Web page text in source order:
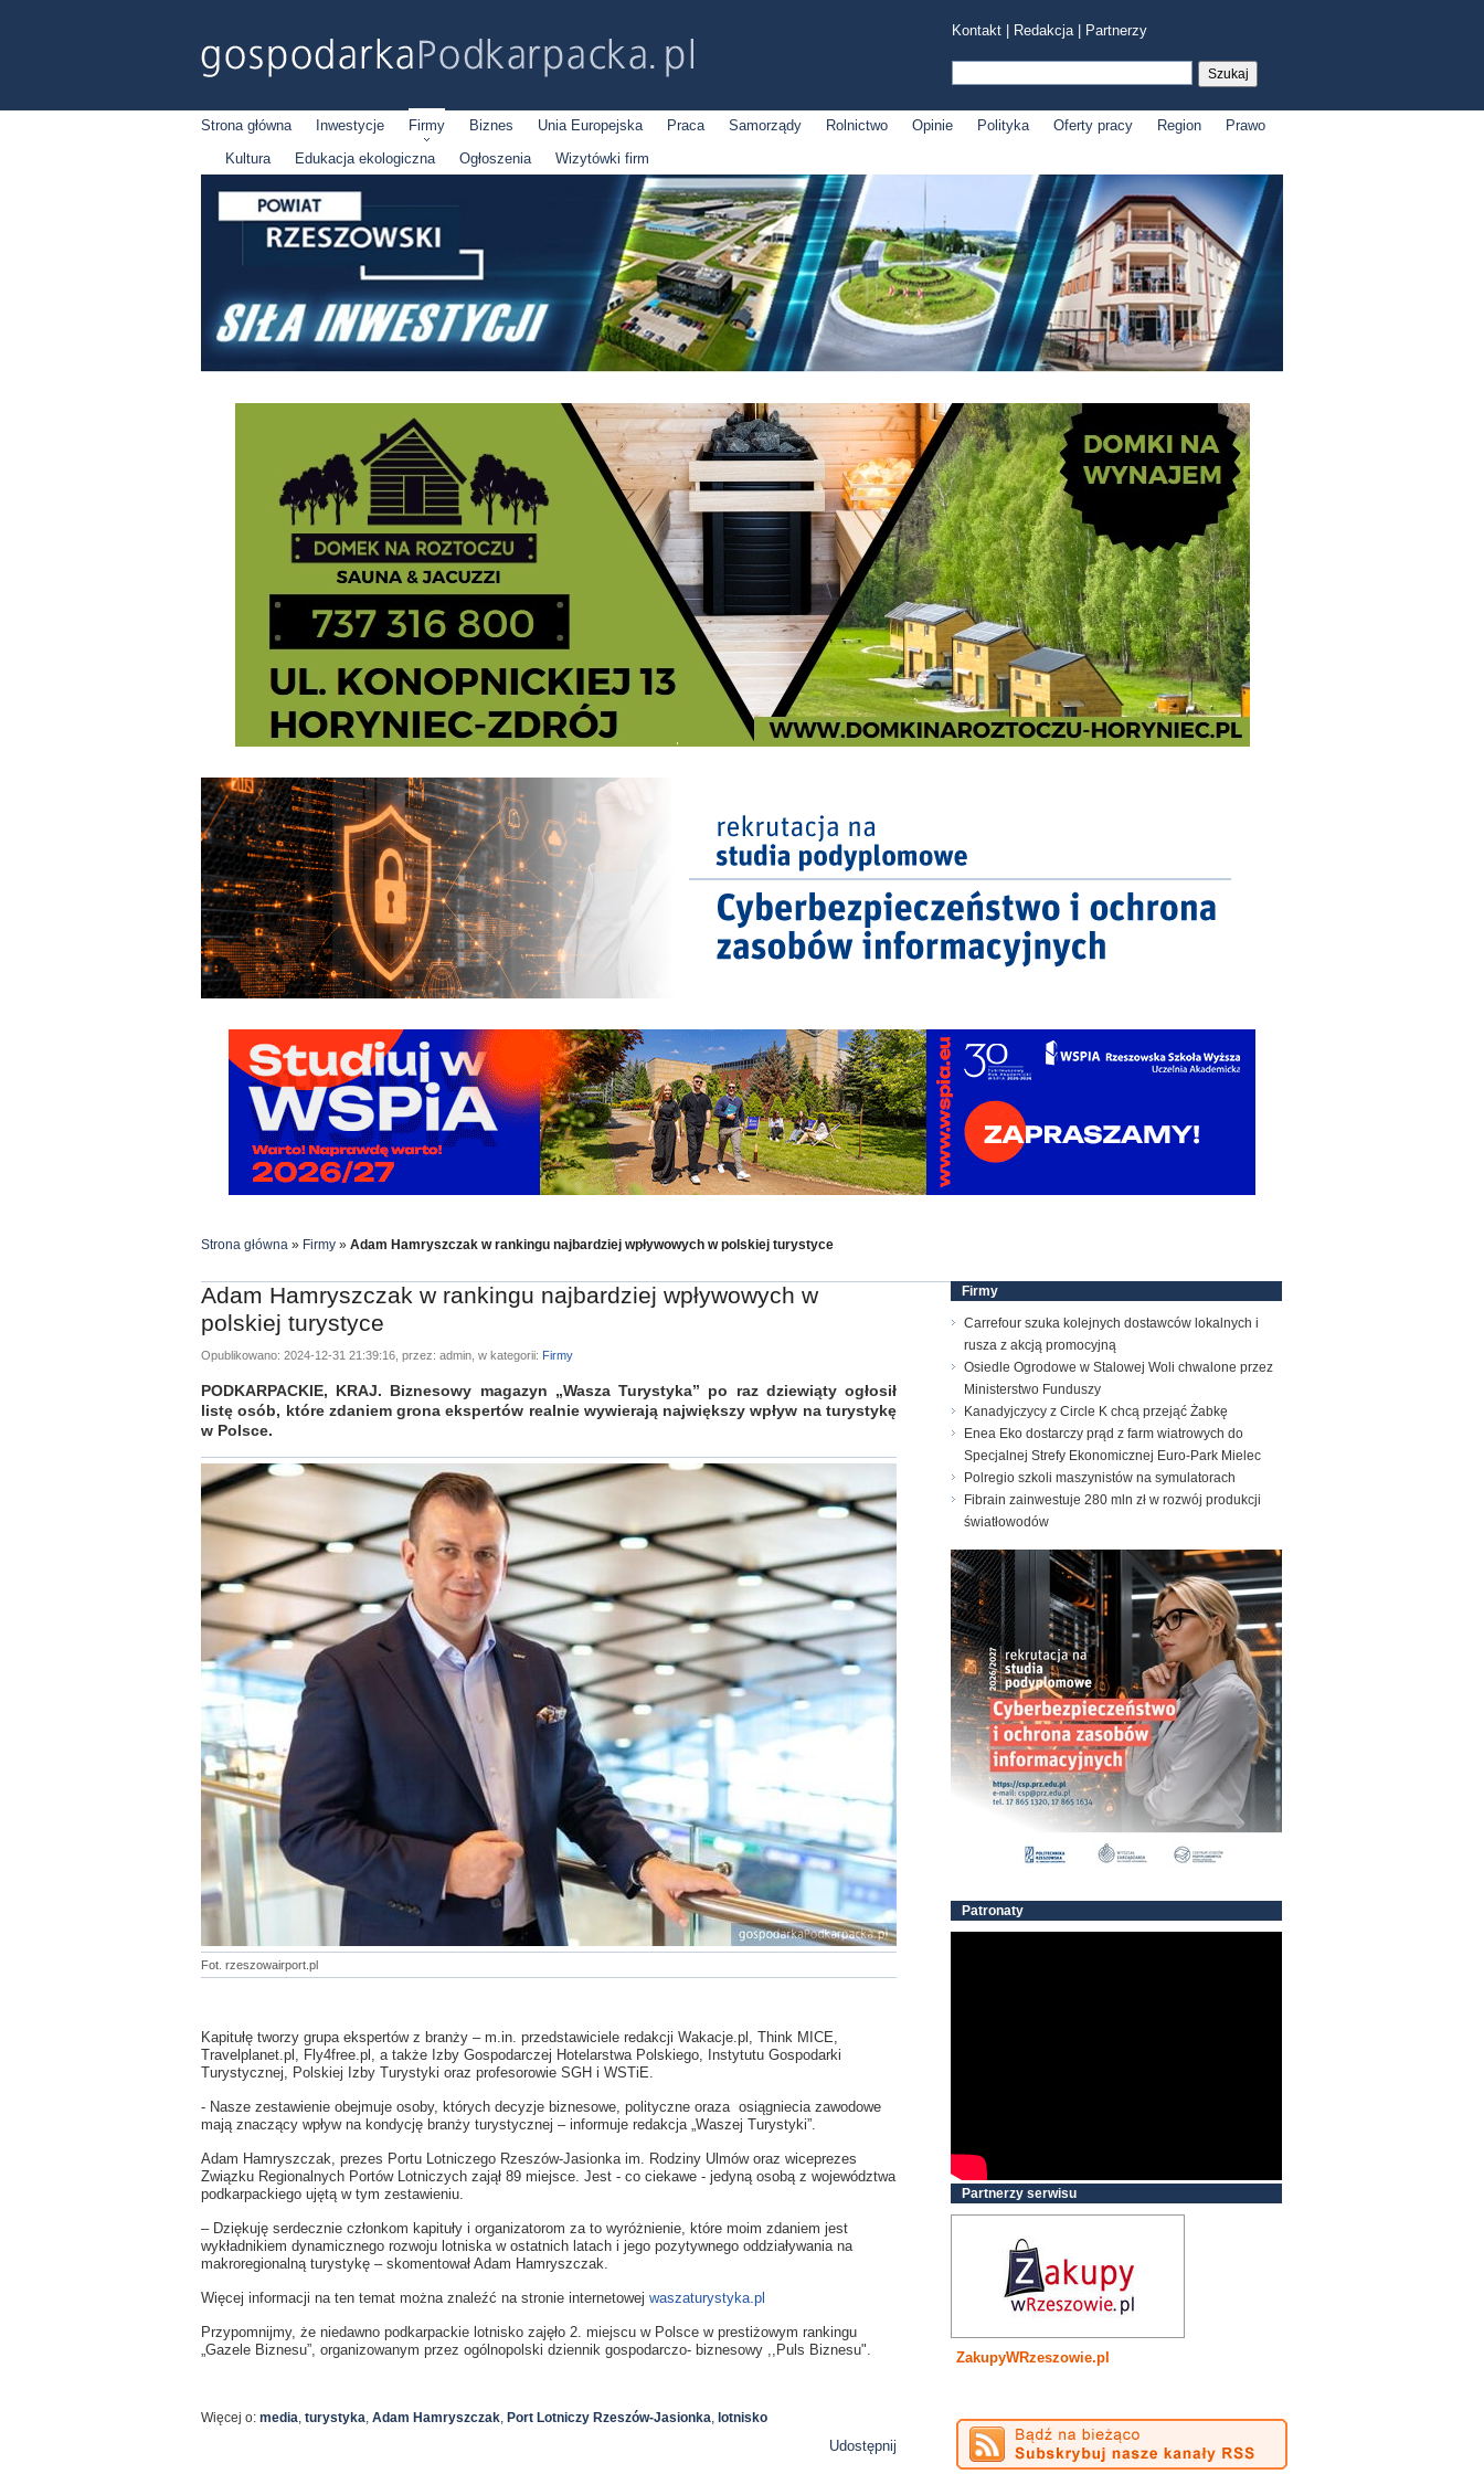
Kontakt Redakcja| Partnerzy
Strona główna Inwestycje Firmy Biznes Unia Europejska Praca Samorządy Rolnictwo Opinie Polityka Oferty pracy Region
Prawo
Kultura
Edukacja ekologiczna Ogłoszenia Wizytówki firm
Strona główna » Firmy » Adam Hamryszczak w rankingu najbardziej wpływowych w polskiej turystyce
Adam Hamryszczak w rankingu najbardziej wpływowych w
polskiej turystyce
Opublikowano: 2024-12-31 21:39:16, przez: admin, w kategorii: Firmy
PODKARPACKIE, KRAJ. Biznesowy magazyn „Wasza Turystyka” po raz dziewiąty ogłosił
listę osób, które zdaniem grona ekspertów realnie wywierają największy wpływ na turystykę
w Polsce.
Fot. rzeszowairport.pl
Kapitułę tworzy grupa ekspertów z branży – m.in. przedstawiciele redakcji Wakacje.pl, Think MICE,
Travelplanet.pl, Fly4free.pl, a także Izby Gospodarczej Hotelarstwa Polskiego, Instytutu Gospodarki
Turystycznej, Polskiej Izby Turystyki oraz profesorowie SGH i WSTiE.
- Nasze zestawienie obejmuje osoby, których decyzje biznesowe, polityczne oraza osiągniecia zawodowe
mają znaczący wpływ na kondycję branży turystycznej – informuje redakcja „Waszej Turystyki”.
Adam Hamryszczak, prezes Portu Lotniczego Rzeszów-Jasionka im. Rodziny Ulmów oraz wiceprezes
Związku Regionalnych Portów Lotniczych zajął 89 miejsce. Jest - co ciekawe - jedyną osobą z województwa
podkarpackiego ujętą w tym zestawieniu.
–Dziękuję serdecznie członkom kapituły i organizatorom za to wyróżnienie, które moim zdaniem jest
wykładnikiem dynamicznego rozwoju lotniska w ostatnich latach i jego pozytywnego oddziaływania na
makroregionalną turystykę – skomentował Adam Hamryszczak.
Więcej informacji na ten temat można znaleźć na stronie internetowej waszaturystyka.pl
Przypomnijmy, że niedawno podkarpackie lotnisko zajęło 2. miejscu w Polsce w prestiżowym rankingu
„Gazele Biznesu”, organizowanym przez ogólnopolski dziennik gospodarczo- biznesowy ,,Puls Biznesu".
Więcej o: media, turystyka, Adam Hamryszczak, Port Lotniczy Rzeszów-Jasionka, lotnisko
Udostępnij
Firmy
Carrefour szuka kolejnych dostawców lokalnych i
rusza z akcją promocyjną
Osiedle Ogrodowe w Stalowej Woli chwalone przez
Ministerstwo Funduszy
Kanadyjczycy z Circle K chcą przejąć Żabkę
Enea Eko dostarczy prąd z farm wiatrowych do
Specjalnej Strefy Ekonomicznej Euro-Park Mielec
Polregio szkoli maszynistów na symulatorach
Fibrain zainwestuje 280 mln zł w rozwój produkcji
światłowodów
Patronaty
Partnerzy serwisu
ZakupyWRzeszowie.pl